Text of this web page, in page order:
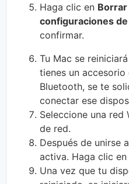
Haga clic en
configuraciones
confirmar.
Tu Mac se
tienes un
Bluetooth, se te
conectar ese
Seleccione una red
de red.
Después de unirse
activa. Haga clic en
Una vez que tu